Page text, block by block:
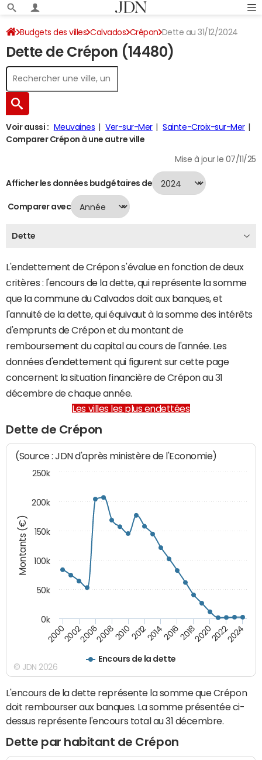
Budgets des villes Calvados Crépon Dette au 31/12/2024
Dette de Crépon (14480)
Voir aussi : Meuvaines Ver-sur-Mer
Sainte-Croix-sur-Mer
Comparer Crépon à une autre ville
Mise à jour le 07/11/25
Afficher les données budgétaires de
Comparer avec
Dette
L'endettement de Crépon s'évalue en fonction de deux
critères : l'encours de la dette, qui représente la somme
que la commune du Calvados doit aux banques, et
l'annuité de la dette, qui équivaut à la somme des intérêts
d'emprunts de Crépon et du montant de
remboursement du capital au cours de l'année. Les
données d'endettement qui figurent sur cette page
concernent la situation financière de Crépon au 31
décembre de chaque année.
Les villes les plus endettées
Dette de Crépon
Montants (€)
(Source : JDN d'après ministère de l'Economie)
Encours de la dette
200020022006200820102012201420162018202020222024
0k
50k
100k
150k
200k
250k
© JDN 2026
L'encours de la dette représente la somme que Crépon
doit rembourser aux banques. La somme présentée ci-
dessus représente l'encours total au 31 décembre.
Dette par habitant de Crépon